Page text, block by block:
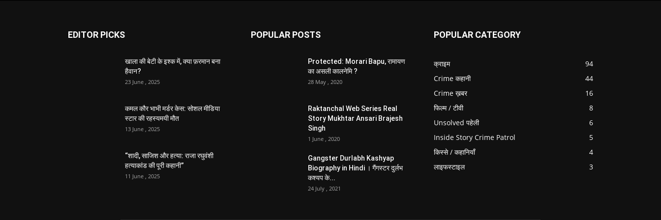
EDITOR PICKS
खाला की बेटी के इश्क में, क्या फ़रमान बना
हैवान?
23 June , 2025
कमल कौर भाभी मर्डर केस: सोशल मीडिया
स्टार की रहस्यमयी मौत
13 June , 2025
“शादी, साजिश और हत्या: राजा रघुवंशी
हत्याकांड की पूरी कहानी”
11 June , 2025
POPULAR POSTS
Protected: Morari Bapu, रामायण
का असली कालनेमि ?
28 May , 2020
Raktanchal Web Series Real
Story Mukhtar Ansari Brajesh
Singh
1 June , 2020
Gangster Durlabh Kashyap
Biography in Hindi । गैंगस्टर दुर्लभ
कश्यप के...
24 July , 2021
POPULAR CATEGORY
क्राइम
94
Crime कहानी
44
Crime ख़बर
16
फिल्म / टीवी
8
Unsolved पहेली
6
Inside Story Crime Patrol
5
किस्से / कहानियाँ
4
लाइफस्टाइल
3